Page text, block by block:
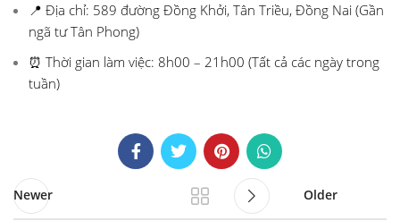
📍 Địa chỉ: 589 đường Đồng Khởi, Tân Triều, Đồng Nai (Gần
ngã tư Tân Phong)
⏰ Thời gian làm việc: 8h00 – 21h00 (Tất cả các ngày trong
tuần)
Newer Older